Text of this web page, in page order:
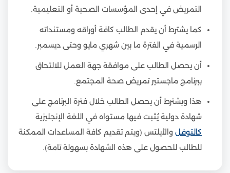
التمريض في إحدى المؤسسات الصحية أو التعليمية.
كما يشترط أن يقدم الطالب كافة أوراقه ومستنداته
الرسمية في الفترة ما بين شهري مايو وحتى ديسمبر.
أن يحصل الطالب على موافقة جهة العمل للالتحاق
ببرنامج ماجستير تمريض صحة المجتمع.
هذا ويشترط أن يحصل الطالب خلال فترة البرنامج على
شهادة دولية يُثبت فيها مستواه في اللغة الإنجليزية
كالتوفل والأيلتس (ويتم تقديم كافة المساعدات الممكنة
للطالب للحصول على هذه الشهادة بسهولة تامة).